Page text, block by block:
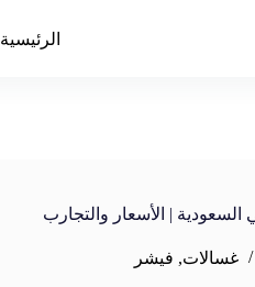
الرئيسية
| الأسعار والتجارب
غسالات, فيشر